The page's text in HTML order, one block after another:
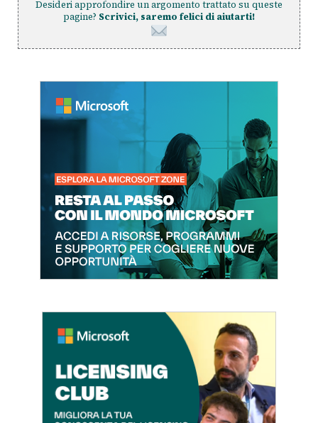
Desideri approfondire un argomento trattato su queste
pagine? Scrivici, saremo felici di aiutarti!